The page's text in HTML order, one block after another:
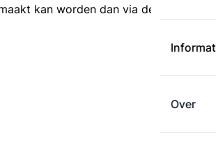
Over
kan worden dan via de kortste